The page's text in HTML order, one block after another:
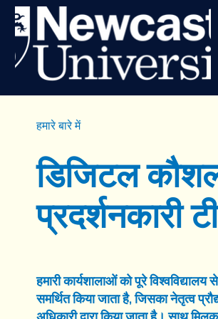
हमारे बारे में
डिजिटल
प्रदर्शनकारी
हमारी कार्यशालाओं को पूरे विश्वविद्यालय
समर्थित किया जाता है, जिसका नेतृत्व